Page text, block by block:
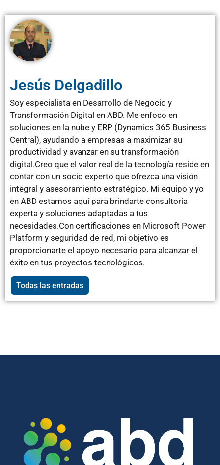
Jesús Delgadillo
Soy especialista en Desarrollo de Negocio y
Transformación Digital en ABD. Me enfoco en
soluciones en la nube y ERP (Dynamics 365 Business
Central), ayudando a empresas a maximizar su
productividad y avanzar en su transformación
digital.Creo que el valor real de la tecnología reside en
contar con un socio experto que ofrezca una visión
integral y asesoramiento estratégico. Mi equipo y yo
en ABD estamos aquí para brindarte consultoría
experta y soluciones adaptadas a tus
necesidades.Con certificaciones en Microsoft Power
Platform y seguridad de red, mi objetivo es
proporcionarte el apoyo necesario para alcanzar el
éxito en tus proyectos tecnológicos.
Todas las entradas